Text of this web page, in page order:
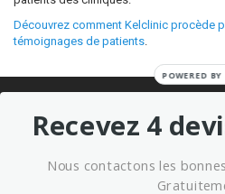
Découvrez comment Kelclinic procède
témoignages de patients.
Conditions générales d’utilisation
Recevez 4
Nous contactons les
POWERED BY